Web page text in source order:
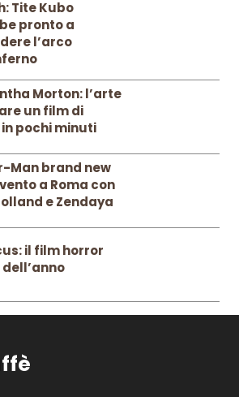
Tite Kubo
pronto a
l’arco
Morton: l’arte
un film di
pochi minuti
Man brand new
a Roma con
e Zendaya
il film horror